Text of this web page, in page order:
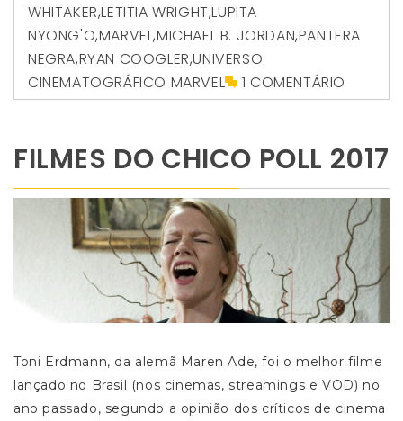
WHITAKER,LETITIA WRIGHT,LUPITA
NYONG'O,MARVEL,MICHAEL B. JORDAN,PANTERA
NEGRA,RYAN COOGLER,UNIVERSO
CINEMATOGRÁFICO MARVEL
1 COMENTÁRIO
FILMES DO CHICO POLL 2017
Toni Erdmann, da alemã Maren Ade, foi o melhor filme
lançado no Brasil (nos cinemas, streamings e VOD) no
ano passado, segundo a opinião dos críticos de cinema